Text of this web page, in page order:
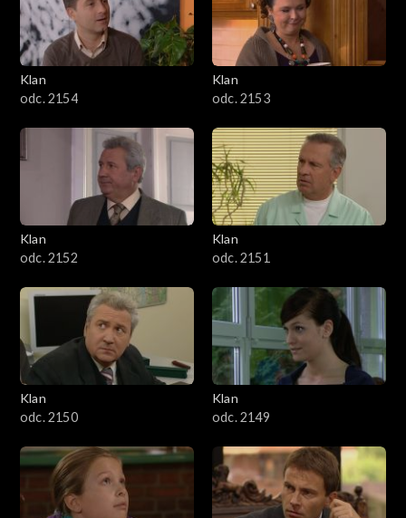
Klan
odc. 2154
Klan
odc. 2153
Klan
odc. 2152
Klan
odc. 2151
Klan
odc. 2150
Klan
odc. 2149